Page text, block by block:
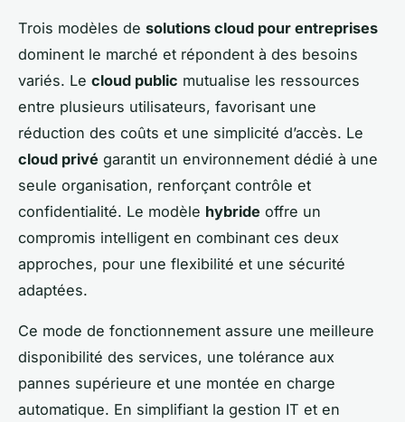
Trois modèles de solutions cloud pour entreprises
dominent le marché et répondent à des besoins
variés. Le cloud public mutualise les ressources
entre plusieurs utilisateurs, favorisant une
réduction des coûts et une simplicité d’accès. Le
cloud privé garantit un environnement dédié à une
seule organisation, renforçant contrôle et
confidentialité. Le modèle hybride offre un
compromis intelligent en combinant ces deux
approches, pour une flexibilité et une sécurité
adaptées.
Ce mode de fonctionnement assure une meilleure
disponibilité des services, une tolérance aux
pannes supérieure et une montée en charge
automatique. En simplifiant la gestion IT et en